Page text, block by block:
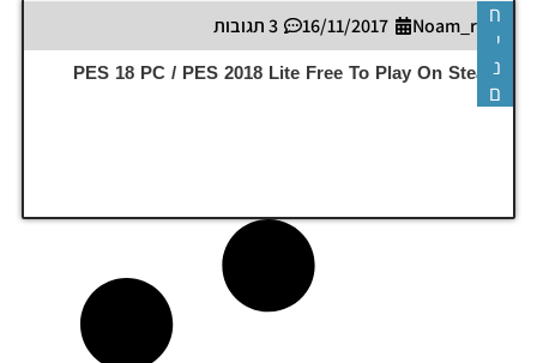
Noam_r
16/11/2017 3 תגובות
PES 18 PC / PES 2018 Lite Free To Play On Steam
ח
י
נ
ם